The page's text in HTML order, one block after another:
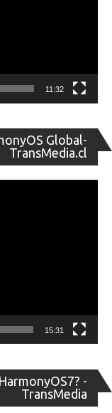
11:32
Global-
TransMedia.cl
de
15:31
-
TransMedia
de